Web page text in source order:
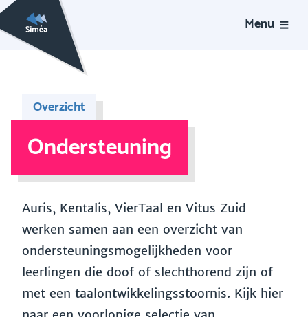
Menu
Overzicht
Ondersteuning
Auris, Kentalis, VierTaal en Vitus Zuid
werken samen aan een overzicht van
ondersteuningsmogelijkheden voor
leerlingen die doof of slechthorend zijn of
met een taalontwikkelingsstoornis. Kijk hier